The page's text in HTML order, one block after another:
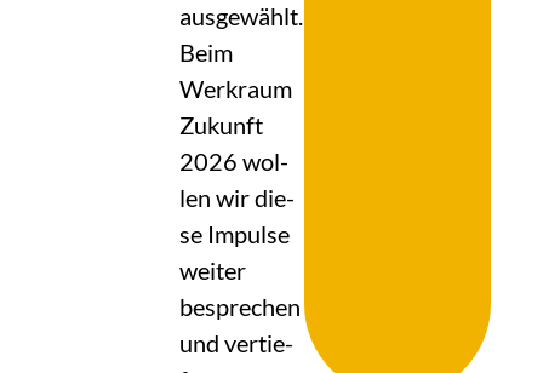
aus­ge­wählt.
Beim
Werk­raum
Zukunft
2026 wol­
len wir die­
se Impul­se
wei­ter
bespre­chen
und ver­tie­